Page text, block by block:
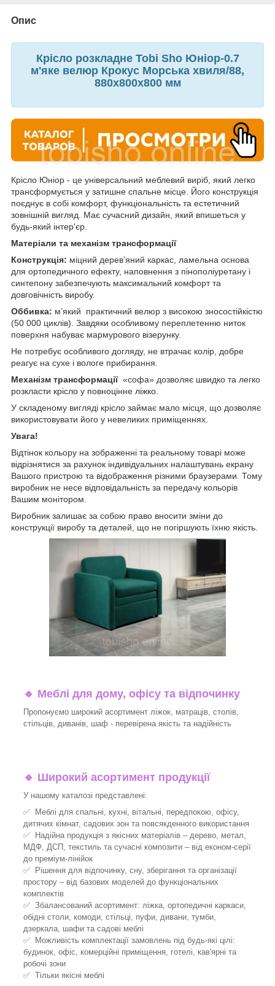
Опис
Крісло розкладне Tobi Sho Юніор-0.7
м'яке велюр Крокус Морська хвиля/88,
880х800х800 мм
Крісло Юніор - це універсальний меблевий виріб, який легко
трансформується у затишне спальне місце. Його конструкція
поєднує в собі комфорт, функціональність та естетичний
зовнішній вигляд. Має сучасний дизайн, який впишеться у
будь-який інтер'єр.
Матеріали та механізм трансформації
Конструкція: міцний дерев’яний каркас, ламельна основа
для ортопедичного ефекту, наповнення з пінополіуретану і
синтепону забезпечують максимальний комфорт та
довговічність виробу.
Оббивка: м’який практичний велюр з високою зносостійкістю
(50 000 циклів). Завдяки особливому переплетенню ниток
поверхня набуває мармурового візерунку.
Не потребує особливого догляду, не втрачає колір, добре
реагує на сухе і вологе прибирання.
Механізм трансформації «софа» дозволяє швидко та легко
розкласти крісло у повноцінне ліжко.
У складеному вигляді крісло займає мало місця, що дозволяє
використовувати його у невеликих приміщеннях.
Увага!
Відтінок кольору на зображенні та реальному товарі може
відрізнятися за рахунок індивідуальних налаштувань екрану
Вашого пристрою та відображення різними браузерами. Тому
виробник не несе відповідальність за передачу кольорів
Вашим монітором.
Виробник залишає за собою право вносити зміни до
конструкції виробу та деталей, що не погіршують їхню якість.
🔹 Меблі для дому, офісу та відпочинку
Пропонуємо широкий асортимент ліжок, матраців, столів,
стільців, диванів, шаф - перевірена якість та надійність
🔹 Широкий асортимент продукції
У нашому каталозі представлені:
✅ Меблі для спальні, кухні, вітальні, передпокою, офісу,
дитячих кімнат, садових зон та повсякденного використання
✅ Надійна продукція з якісних матеріалів – дерево, метал,
МДФ, ДСП, текстиль та сучасні композити – від економ-серії
до преміум-лінійок
✅ Рішення для відпочинку, сну, зберігання та організації
простору – від базових моделей до функціональних
комплектів
✅ Збалансований асортимент: ліжка, ортопедичні каркаси,
обідні столи, комоди, стільці, пуфи, дивани, тумби,
дзеркала, шафи та садові меблі
✅ Можливість комплектації замовлень під будь-які цілі:
будинок, офіс, комерційні приміщення, готелі, кав'ярні та
робочі зони
✅ Тільки якісні меблі